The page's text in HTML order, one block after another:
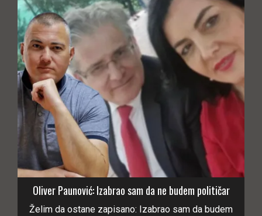
Oliver Paunović: Izabrao sam da ne budem političar
Želim da ostane zapisano: Izabrao sam da budem